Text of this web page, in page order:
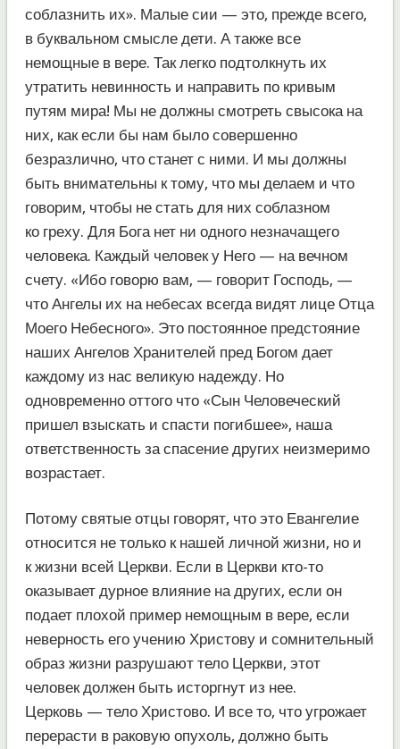
соблазнить их». Малые сии — это, прежде всего,
в буквальном смысле дети. А также все
немощные в вере. Так легко подтолкнуть их
утратить невинность и направить по кривым
путям мира! Мы не должны смотреть свысока на
них, как если бы нам было совершенно
безразлично, что станет с ними. И мы должны
быть внимательны к тому, что мы делаем и что
говорим, чтобы не стать для них соблазном
ко греху. Для Бога нет ни одного незначащего
человека. Каждый человек у Него — на вечном
счету. «Ибо говорю вам, — говорит Господь, —
что Ангелы их на небесах всегда видят лице Отца
Моего Небесного». Это постоянное предстояние
наших Ангелов Хранителей пред Богом дает
каждому из нас великую надежду. Но
одновременно оттого что «Сын Человеческий
пришел взыскать и спасти погибшее», наша
ответственность за спасение других неизмеримо
возрастает.
Потому святые отцы говорят, что это Евангелие
относится не только к нашей личной жизни, но и
к жизни всей Церкви. Если в Церкви кто-то
оказывает дурное влияние на других, если он
подает плохой пример немощным в вере, если
неверность его учению Христову и сомнительный
образ жизни разрушают тело Церкви, этот
человек должен быть исторгнут из нее.
Церковь — тело Христово. И все то, что угрожает
перерасти в раковую опухоль, должно быть